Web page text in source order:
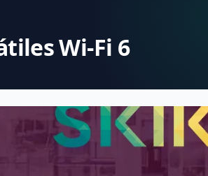
Wi-Fi 6